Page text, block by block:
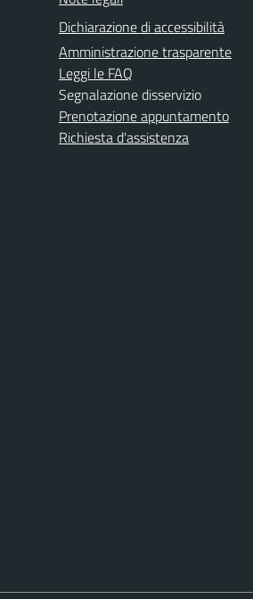
Dichiarazione di accessibilità
Amministrazione trasparente
Leggi le FAQ
Segnalazione disservizio
Prenotazione appuntamento
Richiesta d'assistenza